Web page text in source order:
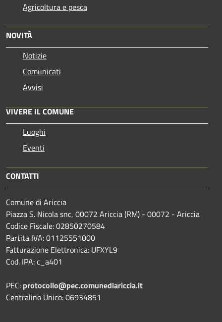
Agricoltura e pesca
NOVITÀ
Notizie
Comunicati
Avvisi
VIVERE IL COMUNE
Luoghi
Eventi
CONTATTI
Comune di Ariccia
Piazza S. Nicola snc, 00072 Ariccia (RM) - 00072 - Ariccia
Codice Fiscale: 02850270584
Partita IVA: 01125551000
Fatturazione Elettronica: UFXYL9
Cod. IPA: c_a401
PEC: protocollo@pec.comunediariccia.it
Centralino Unico: 06934851